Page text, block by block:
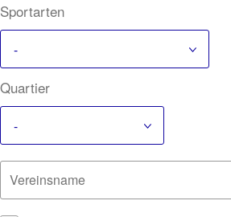
Sportarten
-
Quartier
-
Vereinsname